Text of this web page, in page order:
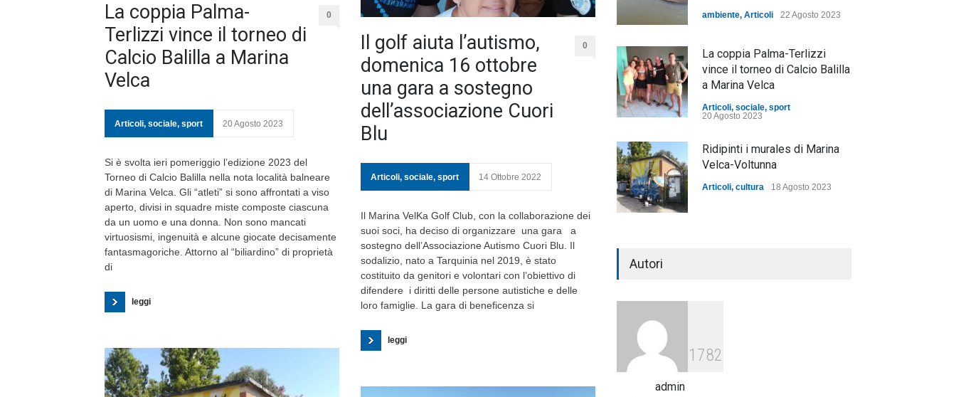
La coppia Palma-
Terlizzi vince il torneo di
Calcio Balilla a Marina
Velca
0
Articoli, sociale, sport 20 Agosto 2023
Si è svolta ieri pomeriggio l’edizione 2023 del
Torneo di Calcio Balilla nella nota località balneare
di Marina Velca. Gli “atleti” si sono affrontati a viso
aperto, divisi in squadre miste composte ciascuna
da un uomo e una donna. Non sono mancati
virtuosismi, ingenuità e alcune giocate decisamente
fantasmagoriche. Attorno al “biliardino” di proprietà
di
leggi
Il golf aiuta l’autismo,
domenica 16 ottobre
una gara a sostegno
dell’associazione Cuori
Blu
0
Articoli, sociale, sport 14 Ottobre 2022
Il Marina VelKa Golf Club, con la collaborazione dei
suoi soci, ha deciso di organizzare una gara a
sostegno dell’Associazione Autismo Cuori Blu. Il
sodalizio, nato a Tarquinia nel 2019, è stato
costituito da genitori e volontari con l’obiettivo di
difendere i diritti delle persone autistiche e delle
loro famiglie. La gara di beneficenza si
leggi
ambiente, Articoli 22 Agosto 2023
La coppia Palma-Terlizzi
vince il torneo di Calcio Balilla
a Marina Velca
Articoli, sociale, sport
20 Agosto 2023
Ridipinti i murales di Marina
Velca-Voltunna
Articoli, cultura 18 Agosto 2023
Autori
1782
admin